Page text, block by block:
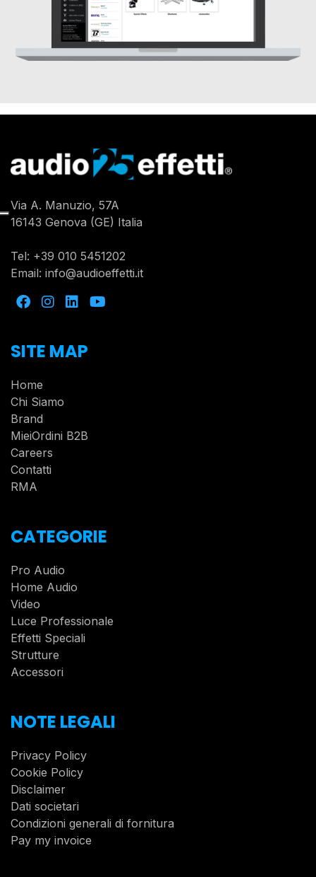
Via A. Manuzio, 57A
16143 Genova (GE) Italia
Tel: +39 010 5451202
Email: info@audioeffetti.it
SITE MAP
Home
Chi Siamo
Brand
MieiOrdini B2B
Careers
Contatti
RMA
CATEGORIE
Pro Audio
Home Audio
Video
Luce Professionale
Effetti Speciali
Strutture
Accessori
NOTE LEGALI
Privacy Policy
Cookie Policy
Disclaimer
Dati societari
Condizioni generali di fornitura
Pay my invoice